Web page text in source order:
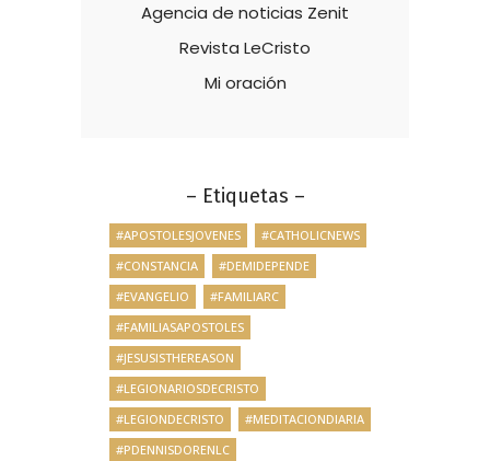
Agencia de noticias Zenit
Revista LeCristo
Mi oración
– Etiquetas –
#APOSTOLESJOVENES
#CATHOLICNEWS
#CONSTANCIA
#DEMIDEPENDE
#EVANGELIO
#FAMILIARC
#FAMILIASAPOSTOLES
#JESUSISTHEREASON
#LEGIONARIOSDECRISTO
#LEGIONDECRISTO
#MEDITACIONDIARIA
#PDENNISDORENLC